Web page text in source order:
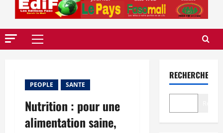
Menu
PEOPLE SANTE
Nutrition : pour une
alimentation saine,
RECHERCHER